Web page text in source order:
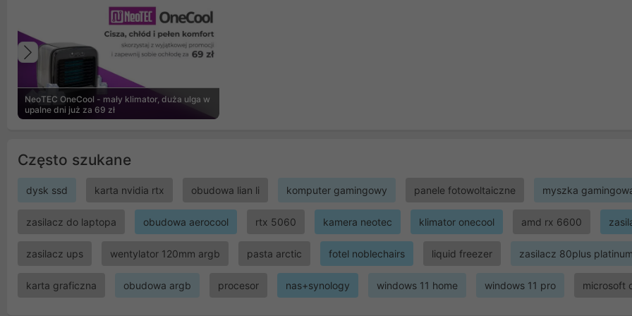
NeoTEC OneCool - mały klimator, duża ulga w
upalne dni już za 69 zł
Poprzedni
Często szukane
dysk ssd karta nvidia rtx obudowa lian li komputer gamingowy panele fotowoltaiczne myszka
zasilacz do laptopa obudowa aerocool rtx 5060 kamera neotec klimator onecool amd rx 6600
zasilacz ups wentylator 120mm argb pasta arctic fotel noblechairs liquid freezer zasilacz 80plus platinum
karta graficzna obudowa argb procesor nas+synology windows 11 home windows 11 pro microsoft